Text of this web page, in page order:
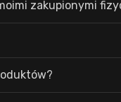
zakupionymi